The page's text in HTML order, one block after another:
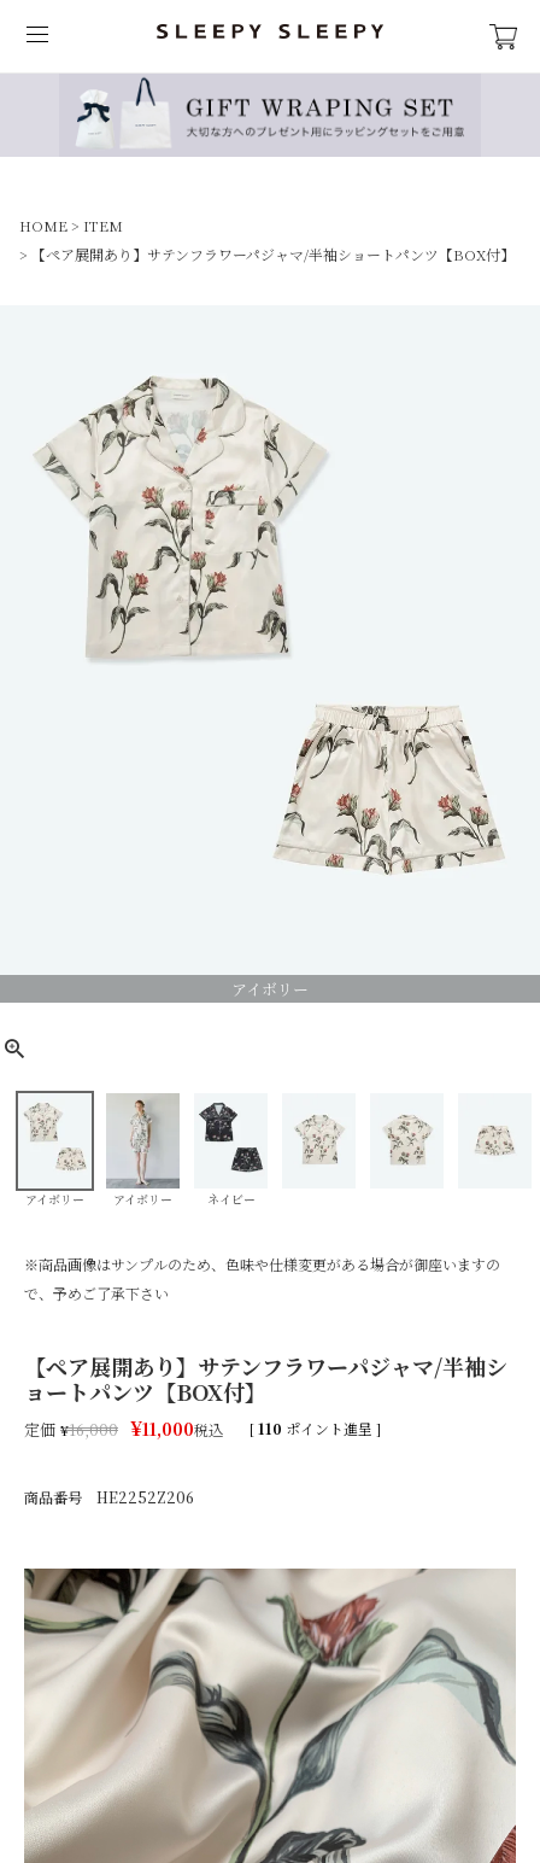
HOME
ITEM
【ペア展開あり】サテンフラワーパジャマ/半袖ショートパンツ【BOX付】
アイボリー
アイボリー アイボリー ネイビー
※商品画像はサンプルのため、色味や仕様変更がある場合が御座いますの
で、予めご了承下さい
【ペア展開あり】サテンフラワーパジャマ/半袖シ
ョートパンツ【BOX付】
定価 ¥16,000 ¥11,000税込 [110 ポイント進呈 ]
商品番号 HE2252Z206